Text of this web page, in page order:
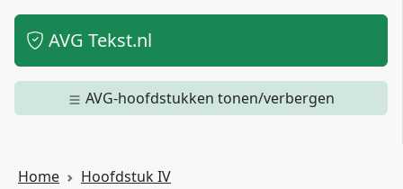
AVG Tekst.nl
AVG-hoofdstukken tonen/verbergen
Home Hoofdstuk IV